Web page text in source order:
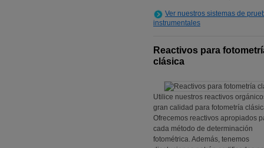
Ver nuestros sistemas de
instrumentales
Reactivos para
clásica
Utilice nuestros reactivos
gran calidad para fotometría
Ofrecemos reactivos apropiados
cada método de determinación
fotométrica. Además, tenemos